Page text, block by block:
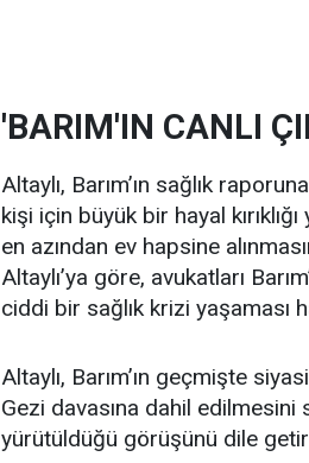
'BARIM'IN CANLI
Altaylı, Barım’ın sağlık
kişi için büyük bir hayal
en azından ev hapsine
Altaylı’ya göre, avukatları
ciddi bir sağlık krizi yaşaması
Altaylı, Barım’ın geçmişte
Gezi davasına dahil
yürütüldüğü görüşünü dile